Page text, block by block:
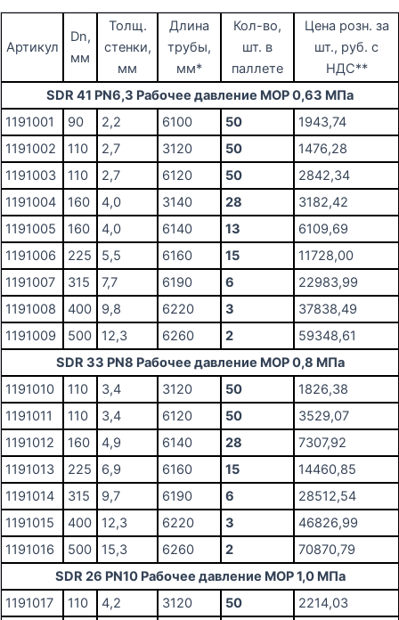
Артикул
Dn,
мм
Толщ.
стенки,
мм
Длина
трубы,
мм*
Кол-во,
шт. в
паллете
Цена розн. за
шт., руб. с
НДС**
SDR 41 PN6,3 Рабочее давление MOP 0,63 МПа
1191001
90 2,2 6100 50
1943,74
1191002
110 2,7 3120 50
1476,28
1191003
110 2,7 6120 50
2842,34
1191004
160 4,0 3140 28
3182,42
1191005
160 4,0 6140 13
6109,69
1191006
225 5,5 6160 15
11728,00
1191007
315 7,7 6190 6
22983,99
1191008
400 9,8 6220 3
37838,49
1191009
500 12,3 6260 2
59348,61
SDR 33 PN8 Рабочее давление MOP 0,8 МПа
1191010
110 3,4 3120 50
1826,38
1191011
110 3,4 6120 50
3529,07
1191012
160 4,9 6140 28
7307,92
1191013
225 6,9 6160 15
14460,85
1191014
315 9,7 6190 6
28512,54
1191015
400 12,3 6220 3
46826,99
1191016
500 15,3 6260 2
70870,79
SDR 26 PN10 Рабочее давление MOP 1,0 МПа
1191017
110 4,2 3120 50
2214,03